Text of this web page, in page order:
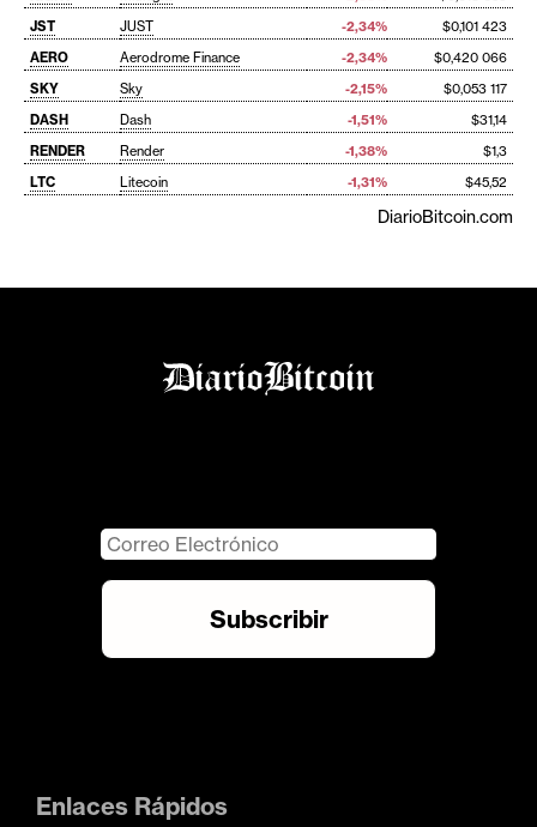
JST
JUST -2,34%
$0,101 423
AERO
Aerodrome Finance -2,34%
$0,420 066
SKY
Sky -2,15%
$0,053 117
DASH
Dash -1,51%
$31,14
RENDER
Render -1,38%
$1,3
LTC
Litecoin -1,31% $45,52
DiarioBitcoin.com
Enlaces Rápidos